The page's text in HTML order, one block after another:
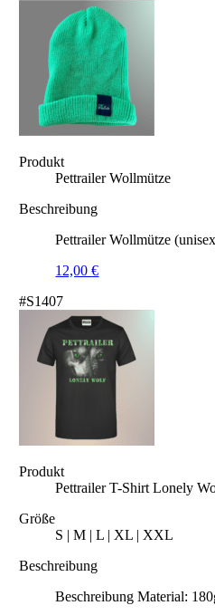
Produkt
Pettrailer Wollmütze
Beschreibung
Pettrailer Wollmütze
12,00€
#S1407
Produkt
Pettrailer T-Shirt Lonely
Größe
S | M | L | XL | XXL
Beschreibung
Beschreibung Material: